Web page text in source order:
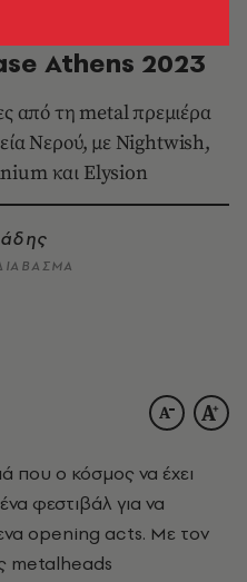
Athens 2023
από τη metal πρεμιέρα
Νερού, με Nightwish,
και Elysion
που ο κόσμος να έχει
φεστιβάλ για να
opening acts. Με τον
metalheads